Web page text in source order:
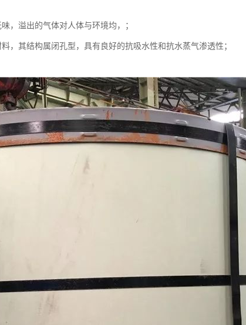
，溢出的气体对人体与环境均，；
，其结构属闭孔型，具有良好的抗吸水性和抗水蒸气渗透性；